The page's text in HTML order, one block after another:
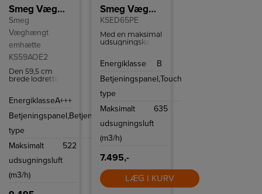
Smeg Væghængt emhætte KS59AOE2
Smeg
Væghængt
emhætte
KS59AOE2
Den 59,5 cm
brede lodrette
lavet af messing
EnergiklasseA+++
Betjeningspanel,
type
Betjeningsknapper
Maksimalt
udsugningsluft
(m3/h)
522
Smeg Væghængt emhætte
KSED65PE
Med en maksimal
udsugningskapacitet
KSED65PE
af damp, lugt og
madlavningen.
er ideel til både
store og små
køkkener, hvor
god ventilation er
afgørende for et
madlavningsmiljø.
Energiklasse
B
Betjeningspanel,
type
Touch
Maksimalt
udsugningsluft
(m3/h)
635
7.495,-
LÆG I KURV